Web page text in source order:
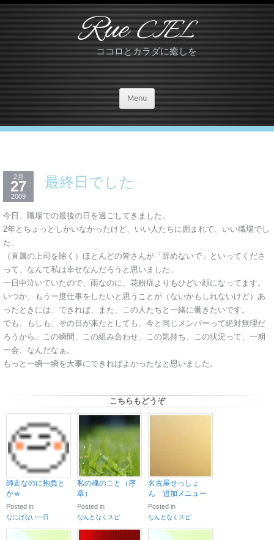
RueCIEL
ココロとカラダに癒しを
Menu
2月
27
2009
最終日でした
今日、職場での最後の日を過ごしてきました。
2年とちょっとしかいなかったけど、いい人たちに囲まれて、いい職場でし
た。
（直属の上司を除く）ほとんどの皆さんが「辞めないで」といってくださ
って、なんて私は幸せなんだろうと思いました。
一日中泣いていたので、雨なのに、花粉症よりもひどい顔になってます。
いつか、もう一度仕事をしたいと思うことが（ないかもしれないけど）あ
ったときには、できれば、また、この人たちと一緒に働きたいです。
でも、もしも、その日が来たとしても、今と同じメンバーって絶対無理だ
ろうから、この瞬間、この組み合わせ、この気持ち、この状況って、一期
一会、なんだなぁ。
もっと一瞬一瞬を大事にできればよかったなと思いました。
こちらもどうぞ
師走なのに抱負と
かｗ
Posted in
なにげない一日
私の魂のこと（序
章）
Posted in
なんとなくスピ
名古屋せっしょ
ん 追加メニュー
Posted in
なんとなくスピ